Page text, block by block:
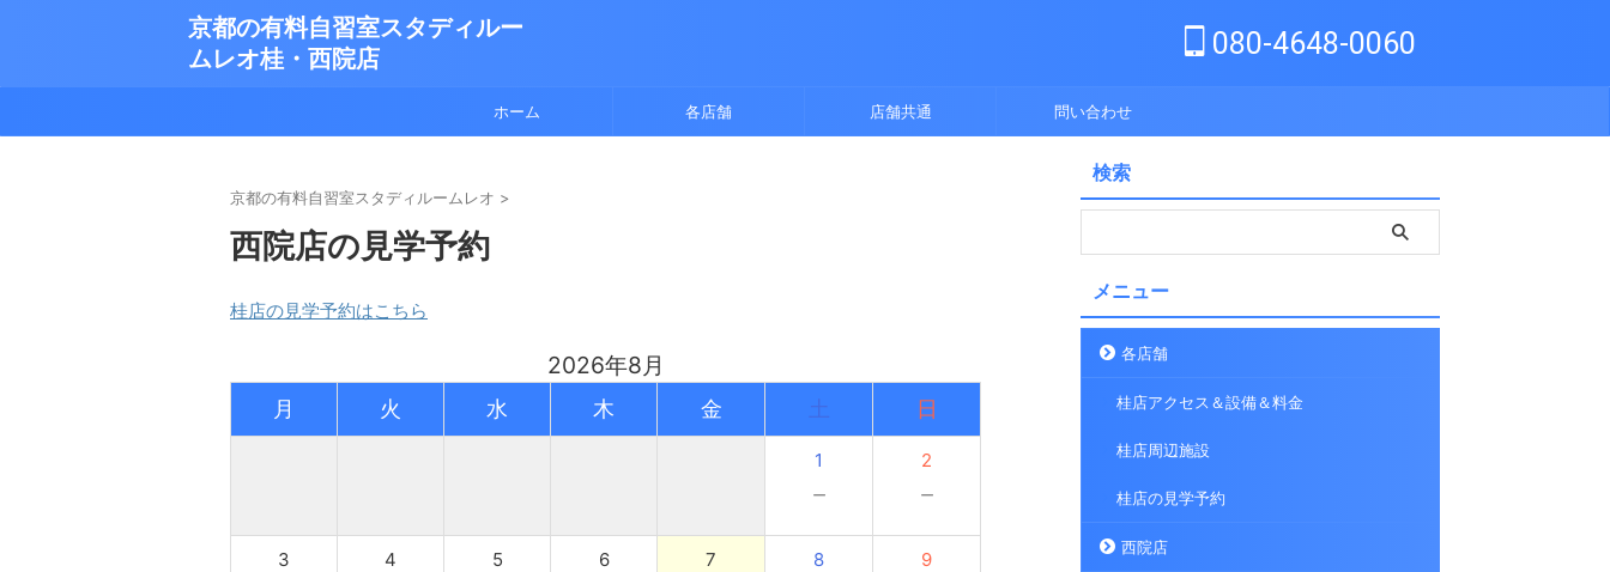
京都の有料自習室スタディルー
ムレオ桂・西院店
080-4648-0060
ホーム 各店舗 店舗共通 問い合わせ
京都の有料自習室スタディルームレオ >
西院店の見学予約
桂店の見学予約はこちら
2026年8月
月 火 水 木 金 土 日
1
－
2
－
3 4 5 6 7 8 9
検索
メニュー
各店舗
桂店アクセス＆設備＆料金
桂店周辺施設
桂店の見学予約
西院店